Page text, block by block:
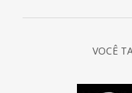
VOCÊ